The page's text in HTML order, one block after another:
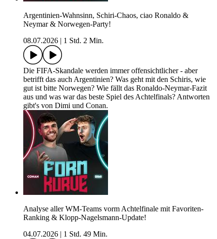
Argentinien-Wahnsinn, Schiri-Chaos, ciao Ronaldo &
Neymar & Norwegen-Party!
08.07.2026
1 Std. 2 Min.
Die FIFA-Skandale werden immer offensichtlicher - aber
betrifft das auch Argentinien? Was geht mit den Schiris, wie
gut ist bitte Norwegen? Wie fällt das Ronaldo-Neymar-Fazit
aus und was war das beste Spiel des Achtelfinals? Antworten
gibt's von Dimi und Conan.
Analyse aller WM-Teams vorm Achtelfinale mit Favoriten-
Ranking & Klopp-Nagelsmann-Update!
04.07.2026
1 Std. 49 Min.